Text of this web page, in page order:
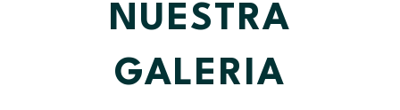
NUESTRA
GALERIA